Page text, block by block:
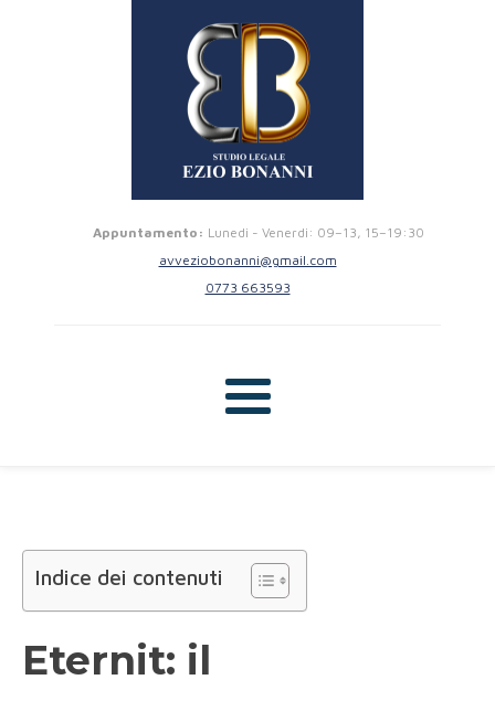
Appuntamento: Lunedi - Venerdi: 09–13, 15–19:30
avveziobonanni@gmail.com
0773 663593
Indice dei contenuti
Eternit: il